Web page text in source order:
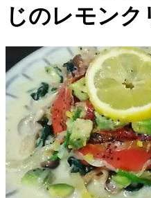
じのレモンク